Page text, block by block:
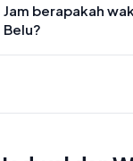
Jam berapakah
Belu?